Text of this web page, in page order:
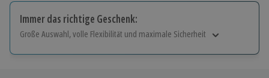
Immer das richtige Geschenk:
Große Auswahl, volle Flexibilität und maximale Sicherheit